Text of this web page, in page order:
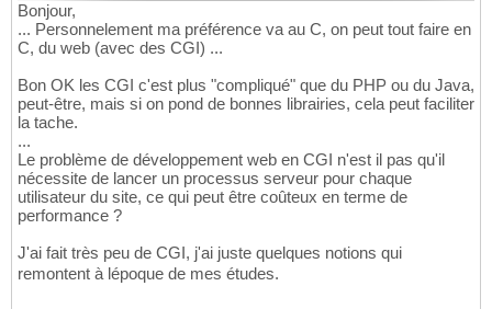
Bonjour,
... Personnelement ma préférence va au C, on peut tout faire en
C, du web (avec des CGI) ...
Bon OK les CGI c'est plus "compliqué" que du PHP ou du Java,
peut-être, mais si on pond de bonnes librairies, cela peut faciliter
la tache.
...
Le problème de développement web en CGI n'est il pas qu'il
nécessite de lancer un processus serveur pour chaque
utilisateur du site, ce qui peut être coûteux en terme de
performance ?
J'ai fait très peu de CGI, j'ai juste quelques notions qui
remontent à lépoque de mes études.